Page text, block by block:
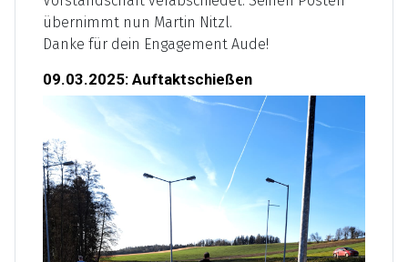
übernimmt nun Martin Nitzl.
Danke für dein Engagement Aude!
09.03.2025: Auftaktschießen